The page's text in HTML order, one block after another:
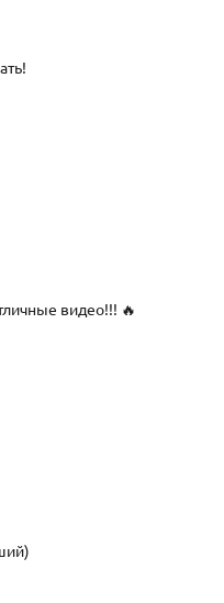
видео!!! 🔥